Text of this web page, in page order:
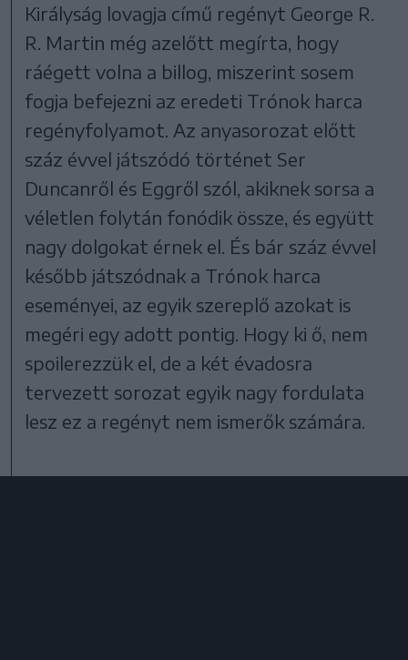
Királyság lovagja című regényt George R.
R. Martin még azelőtt megírta, hogy
ráégett volna a billog, miszerint sosem
fogja befejezni az eredeti Trónok harca
regényfolyamot. Az anyasorozat előtt
száz évvel játszódó történet Ser
Duncanről és Eggről szól, akiknek sorsa a
véletlen folytán fonódik össze, és együtt
nagy dolgokat érnek el. És bár száz évvel
később játszódnak a Trónok harca
eseményei, az egyik szereplő azokat is
megéri egy adott pontig. Hogy ki ő, nem
spoilerezzük el, de a két évadosra
tervezett sorozat egyik nagy fordulata
lesz ez a regényt nem ismerők számára.